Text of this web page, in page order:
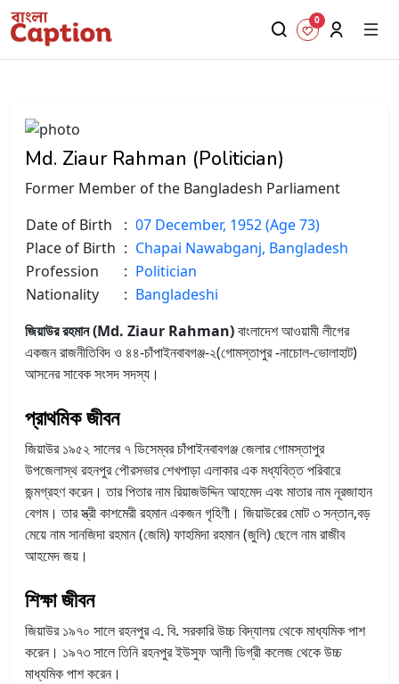
0
Md. Ziaur Rahman (Politician)
Former Member of the Bangladesh Parliament
Date of Birth
: 07 December, 1952 (Age 73)
Place of Birth : Chapai Nawabganj, Bangladesh
Profession
: Politician
Nationality
: Bangladeshi
জিয়াউর রহমান (Md. Ziaur Rahman)বাংলাদেশ আওয়ামী লীগের
একজন রাজনীতিবিদ ও ৪৪-চাঁপাইনবাবগঞ্জ-২(গোমস্তাপুর -নাচোল-ভোলাহাট)
আসনের সাবেক সংসদ সদস্য।
প্রাথমিক জীবন
জিয়াউর ১৯৫২ সালের ৭ ডিসেম্বর চাঁপাইনবাবগঞ্জ জেলার গোমস্তাপুর
উপজেলাস্থ রহনপুর পৌরসভার শেখপাড়া এলাকার এক মধ্যবিত্ত পরিবারে
জন্মগ্রহণ করেন। তার পিতার নাম রিয়াজউদ্দিন আহমেদ এবং মাতার নাম নূরজাহান
বেগম। তার স্ত্রী কাশমেরী রহমান একজন গৃহিণী। জিয়াউরের মোট ৩ সন্তান,বড়
মেয়ে নাম সানজিদা রহমান (জেমি) ফাহমিদা রহমান (জুলি) ছেলে নাম রাজীব
আহমেদ জয়।
শিক্ষা জীবন
জিয়াউর ১৯৭০ সালে রহনপুর এ. বি. সরকারি উচ্চ বিদ্যালয় থেকে মাধ্যমিক পাশ
করেন। ১৯৭৩ সালে তিনি রহনপুর ইউসুফ আলী ডিগ্রী কলেজ থেকে উচ্চ
মাধ্যমিক পাশ করেন।